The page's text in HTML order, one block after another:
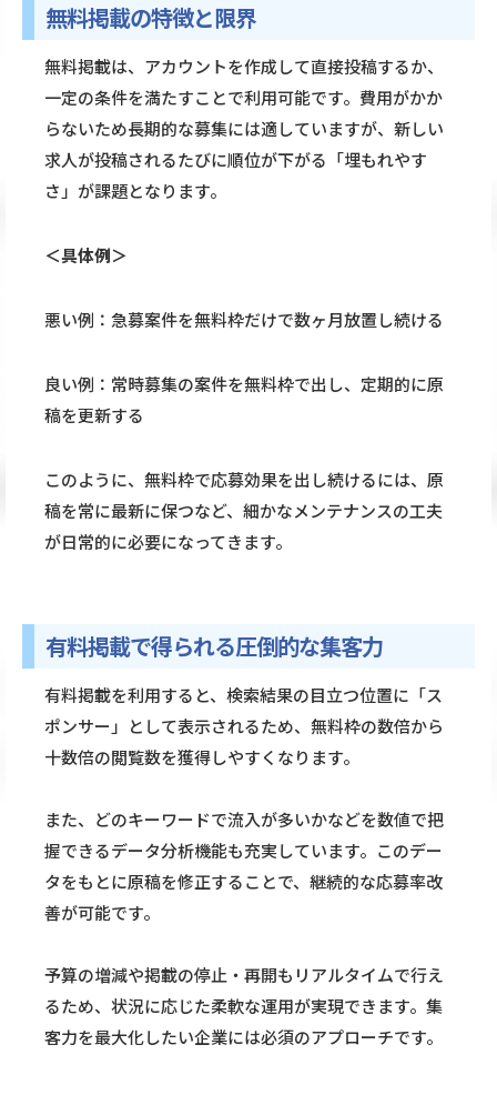
無料掲載の特徴と限界
無料掲載は、アカウントを作成して直接投稿するか、
一定の条件を満たすことで利用可能です。費用がかか
らないため長期的な募集には適していますが、新しい
求人が投稿されるたびに順位が下がる「埋もれやす
さ」が課題となります。
＜具体例＞
悪い例：急募案件を無料枠だけで数ヶ月放置し続ける
良い例：常時募集の案件を無料枠で出し、定期的に原
稿を更新する
このように、無料枠で応募効果を出し続けるには、原
稿を常に最新に保つなど、細かなメンテナンスの工夫
が日常的に必要になってきます。
有料掲載で得られる圧倒的な集客力
有料掲載を利用すると、検索結果の目立つ位置に「ス
ポンサー」として表示されるため、無料枠の数倍から
十数倍の閲覧数を獲得しやすくなります。
また、どのキーワードで流入が多いかなどを数値で把
握できるデータ分析機能も充実しています。このデー
タをもとに原稿を修正することで、継続的な応募率改
善が可能です。
予算の増減や掲載の停止・再開もリアルタイムで行え
るため、状況に応じた柔軟な運用が実現できます。集
客力を最大化したい企業には必須のアプローチです。